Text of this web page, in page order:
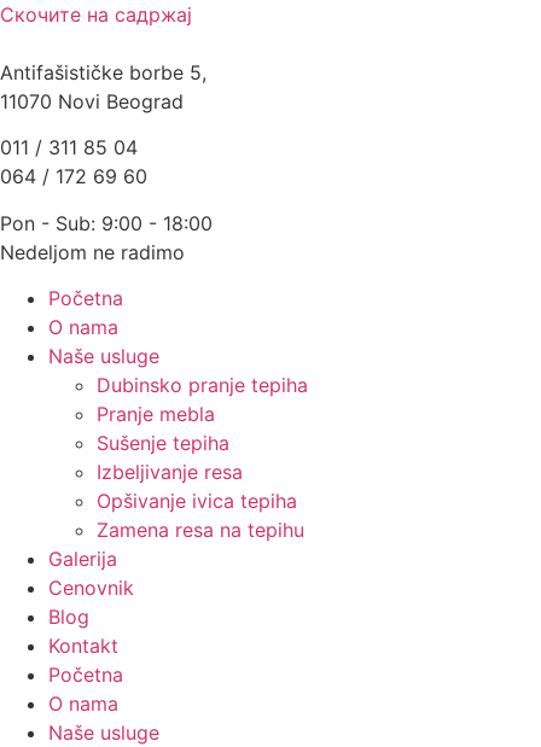
Скочите на садржај
Antifašističke borbe 5,
11070 Novi Beograd
011 / 311 85 04
064 / 172 69 60
Pon - Sub: 9:00 - 18:00
Nedeljom ne radimo
Početna
O nama
Naše usluge
Dubinsko pranje tepiha
Pranje mebla
Sušenje tepiha
Izbeljivanje resa
Opšivanje ivica tepiha
Zamena resa na tepihu
Galerija
Cenovnik
Blog
Kontakt
Početna
O nama
Naše usluge